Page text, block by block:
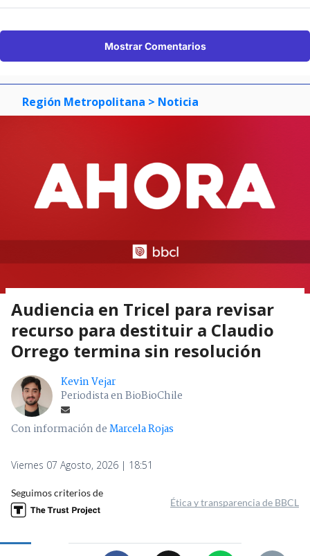
Mostrar Comentarios
Región Metropolitana > Noticia
Audiencia en Tricel para revisar
recurso para destituir a Claudio
Orrego termina sin resolución
Kevin Vejar
Periodista en BioBioChile
Con información deMarcela Rojas
Viernes 07 Agosto, 2026 | 18:51
Seguimos criterios de
Ética y transparencia de BBCL